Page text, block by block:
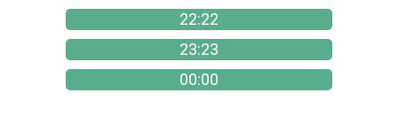
22:22
23:23
00:00